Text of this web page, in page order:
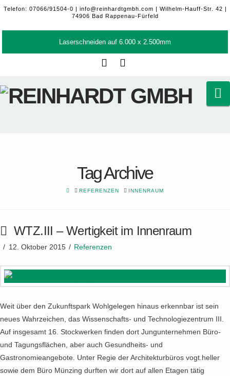
Telefon: 07066/91504-0 | info@reinhardtgmbh.com | Wilhelm-Hauff-Str. 42 |
74906 Bad Rappenau-Fürfeld
Laserschneiden auf 6.000 x 2.500mm
Tag Archive
HOMEREFERENZEN INNENRAUM
WTZ.III – Wertigkeit im Innenraum
12. Oktober 2015 Referenzen
Weit über den Zukunftspark Wohlgelegen hinaus erkennbar ist sein
neues Wahrzeichen, das Wissenschafts- und Technologiezentrum III.
Auf insgesamt 16. Stockwerken finden dort Jungunternehmen Büro-
und Tagungsflächen, aber auch Gesundheits- und
Gastronomieangebote. Unter Regie der Architekturbüros vogt.heller
sowie dem Büro Münzing durften wir dort auf allen Etagen tätig